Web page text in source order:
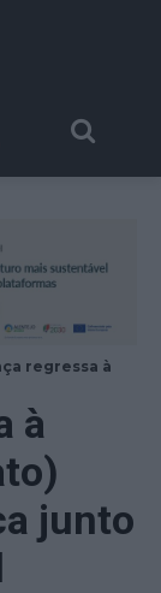
regressa à
à
junto